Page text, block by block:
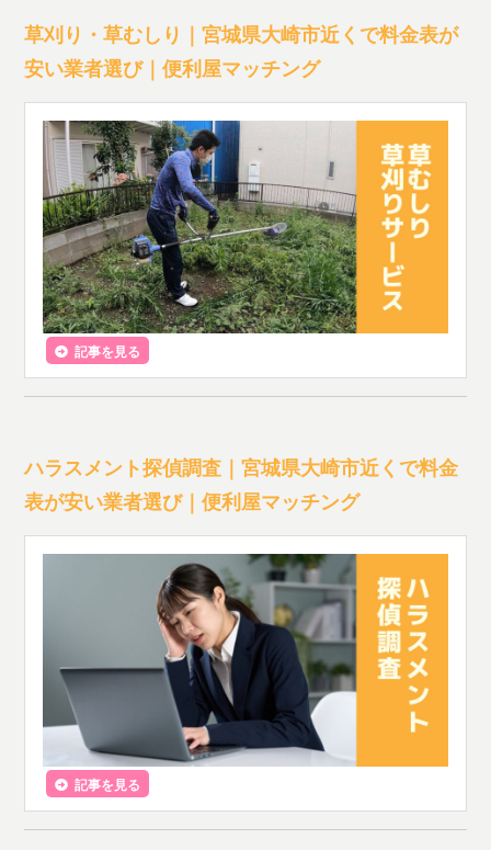
草刈り・草むしり｜宮城県大崎市近くで料金表が
安い業者選び｜便利屋マッチング
記事を見る
ハラスメント探偵調査｜宮城県大崎市近くで料金
表が安い業者選び｜便利屋マッチング
記事を見る